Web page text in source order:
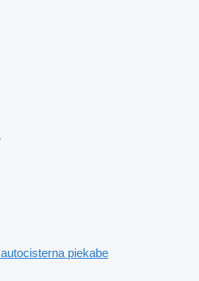
autocisterna piekabe